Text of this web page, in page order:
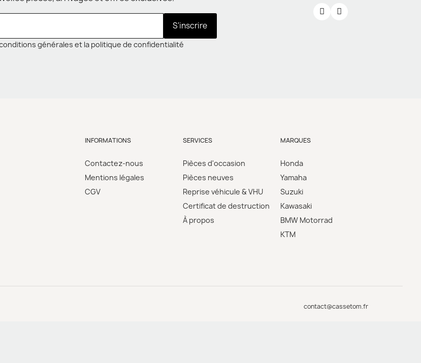
S'inscrire
générales et la politique de confidentialité
INFORMATIONS
Contactez-nous
Mentions légales
CGV
SERVICES
Pièces d'occasion
Pièces neuves
Reprise véhicule & VHU
Certificat de destruction
À propos
MARQUES
Honda
Yamaha
Suzuki
Kawasaki
BMW Motorrad
KTM
contact@cassetom.fr